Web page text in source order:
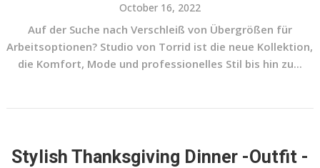
October 16, 2022
Auf der Suche nach Verschleiß von Übergrößen für
Arbeitsoptionen? Studio von Torrid ist die neue Kollektion,
die Komfort, Mode und professionelles Stil bis hin zu...
Stylish Thanksgiving Dinner -Outfit -